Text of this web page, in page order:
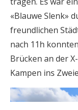
«Blauwe Slenk»
freundlichen
nach 11h
Brücken an der
Kampen ins